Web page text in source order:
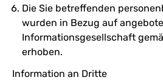
Die Sie betreffenden
wurden in Bezug auf
Informationsgesellschaft
erhoben.
Information an Dritte